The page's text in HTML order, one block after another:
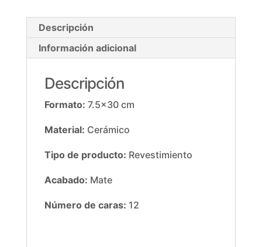
Descripción
Información adicional
Descripción
Formato: 7.5×30 cm
Material: Cerámico
Tipo de producto: Revestimiento
Acabado: Mate
Número de caras: 12